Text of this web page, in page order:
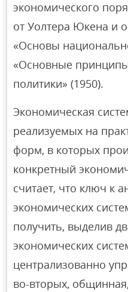
экономического
от Уолтера Юкена и
«Основы
«Основные
политики» (1950).
Экономическая
реализуемых на
форм, в которых
конкретный
считает, что ключ к
экономических
получить, выделив
экономических
централизованно
во-вторых,